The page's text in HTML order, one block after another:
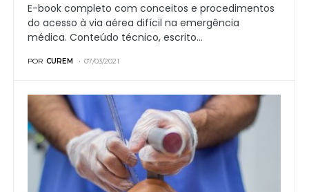
E-book completo com conceitos e procedimentos
do acesso à via aérea difícil na emergência
médica. Conteúdo técnico, escrito…
POR CUREM 07/03/2021